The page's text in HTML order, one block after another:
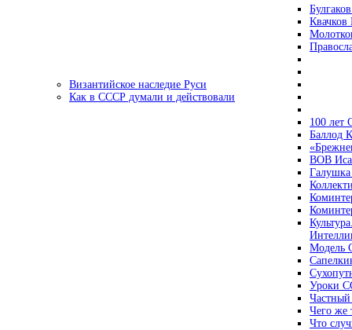
Византийское наследие Руси
Как в СССР думали и действовали
100 лет
Баллод
ВОВ
Модель
Уроки
Чего же
Что